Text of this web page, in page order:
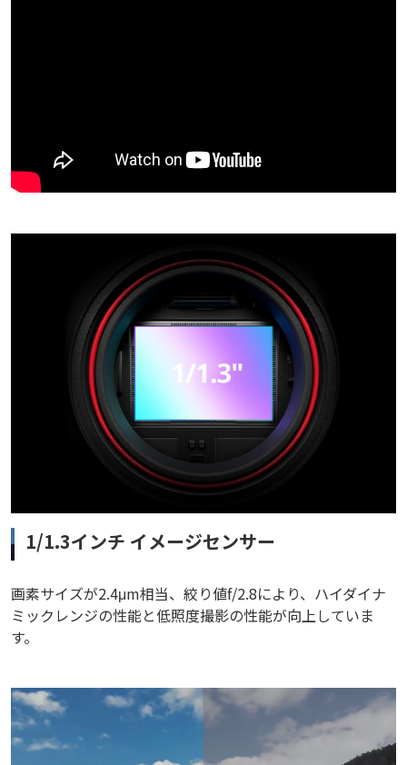
1/1.3インチ イメージセンサー
画素サイズが2.4μm相当、絞り値f/2.8により、ハイダイナ
ミックレンジの性能と低照度撮影の性能が向上していま
す。